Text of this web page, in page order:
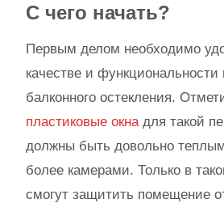
С чего начать?
Первым делом необходимо
качестве и
балконного остекления.
пластиковые окна для такой
должны быть довольно
более камерами. Только в
смогут защитить помещение